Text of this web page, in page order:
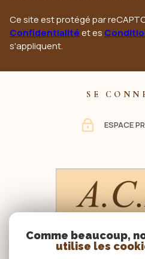
Ce site est protégé par
Confidentialitéet es
s'appliquent.
SE
ESPACE
Comme beaucoup,
utilise les